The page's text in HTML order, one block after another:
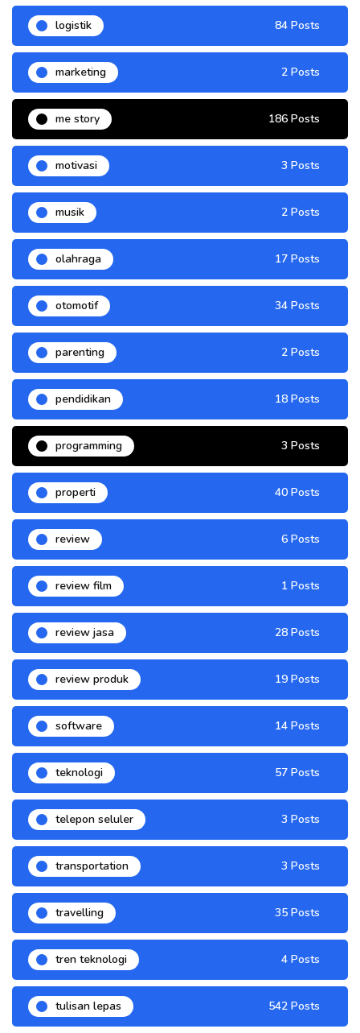
logistik 84 Posts
marketing 2 Posts
me story 186 Posts
motivasi 3 Posts
musik 2 Posts
olahraga 17 Posts
otomotif 34 Posts
parenting 2 Posts
pendidikan 18 Posts
programming 3 Posts
properti 40 Posts
review 6 Posts
review film 1 Posts
review jasa 28 Posts
review produk 19 Posts
software 14 Posts
teknologi 57 Posts
telepon seluler 3 Posts
transportation 3 Posts
travelling 35 Posts
tren teknologi 4 Posts
tulisan lepas 542 Posts